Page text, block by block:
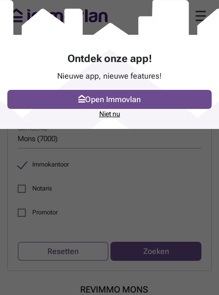
ZOEK EEN PROFESSIONAL
Naam
Gemeente
Immokantoor
Notaris
Promotor
Resetten Zoeken
REVIMMO MONS
Ontdek onze app!
Nieuwe app, nieuwe features!
Open Immovlan
Niet nu